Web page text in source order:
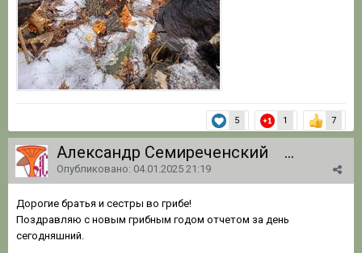
5 1 7
Александр Семиреченский 1 062
Опубликовано: 04.01.2025 21:19
Дорогие братья и сестры во грибе!
Поздравляю с новым грибным годом отчетом за день
сегодняшний.